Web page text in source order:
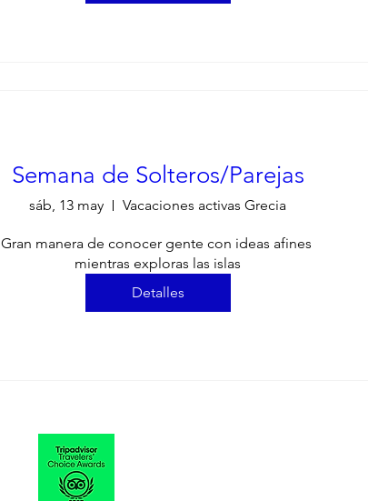
Semana de Solteros/Parejas
sáb, 13 may Vacaciones activas Grecia
Gran manera de conocer gente con ideas afines
mientras exploras las islas
Detalles